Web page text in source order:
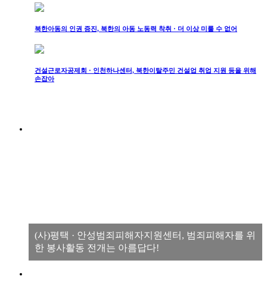
북한아동의 인권 증진, 북한의 아동 노동력 착취 · 더 이상 미룰 수 없어
건설근로자공제회 · 인천하나센터, 북한이탈주민 건설업 취업 지원 등을 위해
손잡아
(사)평택 · 안성범죄피해자지원센터, 범죄피해자를 위
한 봉사활동 전개는 아름답다!